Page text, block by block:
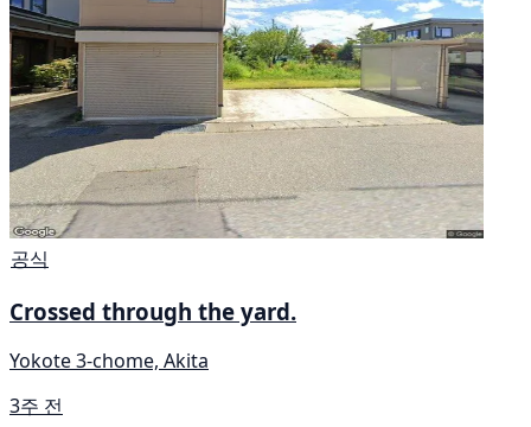
공식
Crossed through the yard.
Yokote 3-chome, Akita
3주 전